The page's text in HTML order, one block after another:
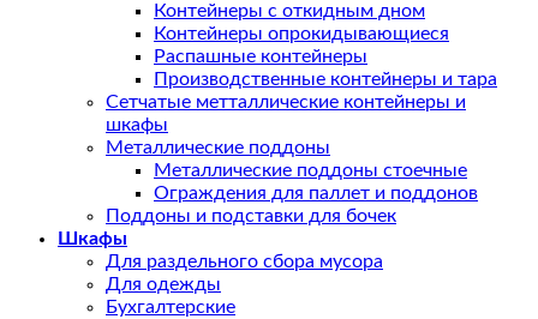
Контейнеры с откидным дном
Контейнеры опрокидывающиеся
Распашные контейнеры
Производственные контейнеры и тара
Сетчатые метталлические контейнеры и
шкафы
Металлические поддоны
Металлические поддоны стоечные
Ограждения для паллет и поддонов
Поддоны и подставки для бочек
Шкафы
Для раздельного сбора мусора
Для одежды
Бухгалтерские